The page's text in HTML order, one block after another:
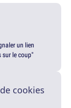
un lien
sur le coup"
cookies